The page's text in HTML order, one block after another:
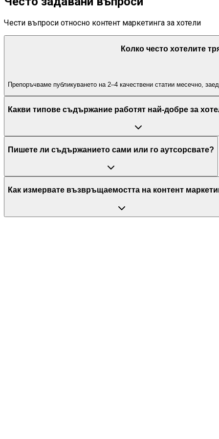
Чести въпроси относно контент маркетинга за хотели
Колко често хотелите
Препоръчваме публикуването на 2–4 качествени статии месечно,
Какви типове съдържание работят най-добре за
Пишете ли съдържанието сами или го аутсорсвате?
Как измервате възвръщаемостта на контент